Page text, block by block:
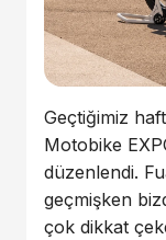
Geçtiğimiz
Motobike
düzenlendi.
geçmişken
çok dikkat